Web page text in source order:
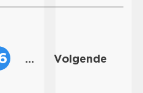
... Volgende